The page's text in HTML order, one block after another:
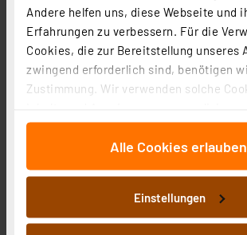
Andere helfen uns, diese Webseite und
Erfahrungen zu verbessern. Für die
Cookies, die zur Bereitstellung unseres
zwingend erforderlich sind, benötigen
Zustimmung. Wir verwenden solche
für soziale Medien anbieten zu können
auf unsere Website zu analysieren.
wir Informationen zu Ihrer Verwendung
an unsere Partner für soziale Medien,
Analysen weiter. Unsere Partner führen
Informationen möglicherweise mit
Alle Cookies erlauben
Einstellungen
Homematic IP Smart Home Set
Point 2, 4 Heizkörperthermostate